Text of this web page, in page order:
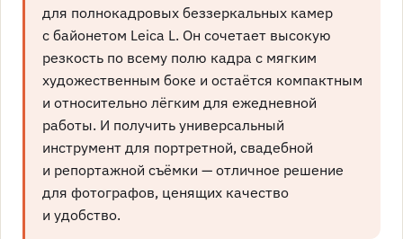
для полнокадровых беззеркальных камер
с байонетом Leica L. Он сочетает высокую
резкость по всему полю кадра с мягким
художественным боке и остаётся компактным
и относительно лёгким для ежедневной
работы. И получить универсальный
инструмент для портретной, свадебной
и репортажной съёмки — отличное решение
для фотографов, ценящих качество
и удобство.